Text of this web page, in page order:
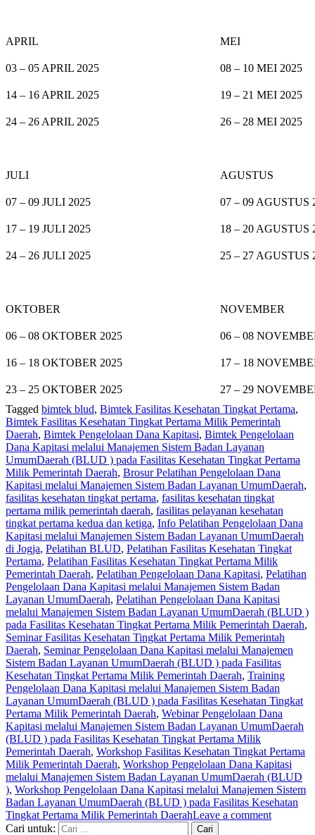
APRIL MEI
03 – 05 APRIL 2025 08 – 10 MEI 2025
14 – 16 APRIL 2025 19 – 21 MEI 2025
24 – 26 APRIL 2025 26 – 28 MEI 2025
JULI AGUSTUS
07 – 09 JULI 2025 07 – 09 AGUSTUS
17 – 19 JULI 2025 18 – 20 AGUSTUS
24 – 26 JULI 2025 25 – 27 AGUSTUS
OKTOBER NOVEMBER
06 – 08 OKTOBER 2025 06 – 08
16 – 18 OKTOBER 2025 17 – 18
23 – 25 OKTOBER 2025
27 – 29
Tagged bimtek blud, Bimtek Fasilitas Kesehatan Tingkat Pertama,
Bimtek Fasilitas Kesehatan Tingkat Pertama Milik Pemerintah
Daerah, Bimtek Pengelolaan Dana Kapitasi, Bimtek Pengelolaan
Dana Kapitasi melalui Manajemen Sistem Badan Layanan
UmumDaerah (BLUD ) pada Fasilitas Kesehatan Tingkat Pertama
Milik Pemerintah Daerah, Brosur Pelatihan Pengelolaan Dana
Kapitasi melalui Manajemen Sistem Badan Layanan UmumDaerah,
fasilitas kesehatan tingkat pertama, fasilitas kesehatan tingkat
pertama milik pemerintah daerah, fasilitas pelayanan kesehatan
tingkat pertama kedua dan ketiga, Info Pelatihan Pengelolaan Dana
Kapitasi melalui Manajemen Sistem Badan Layanan UmumDaerah
di Jogja, Pelatihan BLUD, Pelatihan Fasilitas Kesehatan Tingkat
Pertama, Pelatihan Fasilitas Kesehatan Tingkat Pertama Milik
Pemerintah Daerah, Pelatihan Pengelolaan Dana Kapitasi, Pelatihan
Pengelolaan Dana Kapitasi melalui Manajemen Sistem Badan
Layanan UmumDaerah, Pelatihan Pengelolaan Dana Kapitasi
melalui Manajemen Sistem Badan Layanan UmumDaerah (BLUD )
pada Fasilitas Kesehatan Tingkat Pertama Milik Pemerintah Daerah,
Seminar Fasilitas Kesehatan Tingkat Pertama Milik Pemerintah
Daerah, Seminar Pengelolaan Dana Kapitasi melalui Manajemen
Sistem Badan Layanan UmumDaerah (BLUD ) pada Fasilitas
Kesehatan Tingkat Pertama Milik Pemerintah Daerah, Training
Pengelolaan Dana Kapitasi melalui Manajemen Sistem Badan
Layanan UmumDaerah (BLUD ) pada Fasilitas Kesehatan Tingkat
Pertama Milik Pemerintah Daerah, Webinar Pengelolaan Dana
Kapitasi melalui Manajemen Sistem Badan Layanan UmumDaerah
(BLUD ) pada Fasilitas Kesehatan Tingkat Pertama Milik
Pemerintah Daerah, Workshop Fasilitas Kesehatan Tingkat Pertama
Milik Pemerintah Daerah, Workshop Pengelolaan Dana Kapitasi
melalui Manajemen Sistem Badan Layanan UmumDaerah (BLUD
), Workshop Pengelolaan Dana Kapitasi melalui Manajemen Sistem
Badan Layanan UmumDaerah (BLUD ) pada Fasilitas Kesehatan
Tingkat Pertama Milik Pemerintah DaerahLeave a comment
Cari untuk: